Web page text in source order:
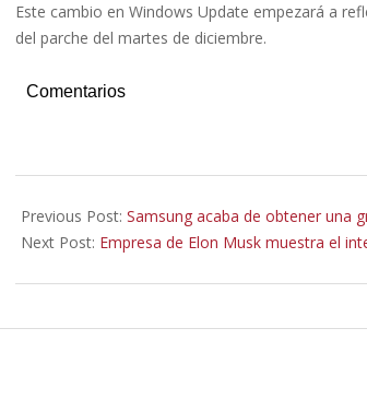
Este cambio en Windows Update empezará a
del parche del martes de diciembre.
Comentarios
12-
06
Previous Post: Samsung acaba de obtener una
Next Post: Empresa de Elon Musk muestra el